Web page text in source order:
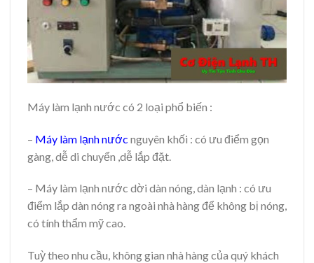
Máy làm lạnh nước có 2 loại phổ biến :
– Máy làm lạnh nước nguyên khối : có ưu điểm gọn
gàng, dễ di chuyển ,dễ lắp đặt.
– Máy làm lạnh nước dời dàn nóng, dàn lạnh : có ưu
điểm lắp dàn nóng ra ngoài nhà hàng để không bị nóng,
có tính thẩm mỹ cao.
Tuỳ theo nhu cầu, không gian nhà hàng của quý khách